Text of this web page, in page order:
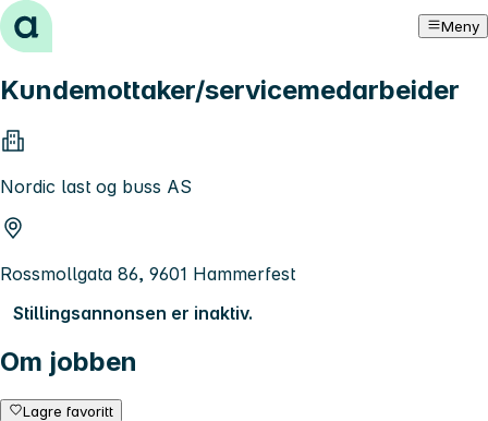
Hopp til innhold Meny
Kundemottaker/servicemedarbeider
Nordic last og buss AS
Rossmollgata 86, 9601 Hammerfest
Stillingsannonsen er inaktiv.
Om jobben
Lagre favoritt